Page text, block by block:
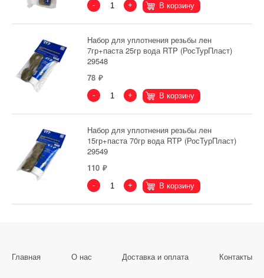
- + В корзину
Набор для уплотнения резьбы лен
7гр+паста 25гр вода RTP (РосТурПласт)
29548
78
- + В корзину
Набор для уплотнения резьбы лен
15гр+паста 70гр вода RTP (РосТурПласт)
29549
110
- + В корзину
Главная О нас Доставка и оплата Контакты